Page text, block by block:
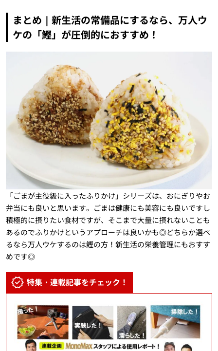
まとめ｜新生活の常備品にするなら、万人ウ
ケの「鰹」が圧倒的におすすめ！
「ごまが主役級に入ったふりかけ」シリーズは、おにぎりやお
弁当にも良いと思います。ごまは健康にも美容にも良いですし
積極的に摂りたい食材ですが、そこまで大量に摂れないことも
あるのでふりかけというアプローチは良いかも◎どちらか選べ
るなら万人ウケするのは鰹の方！新生活の栄養管理にもおすす
めです◎
特集・連載記事をチェック！